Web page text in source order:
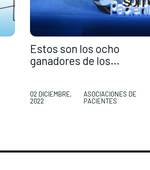
Estos son los ocho
ganadores de los...
02 DICIEMBRE,
2022
ASOCIACIONES DE
PACIENTES